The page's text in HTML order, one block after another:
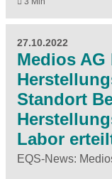
27.10.2022
Medios AG
Standort
Labor
EQS-News: